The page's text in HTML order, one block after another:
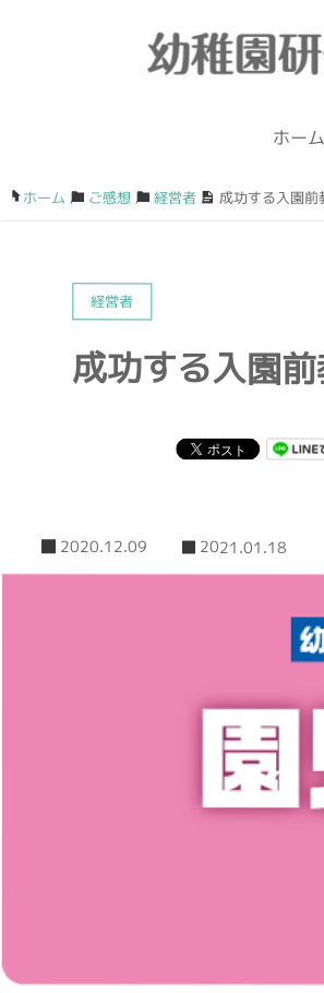
ホーム
ホーム / ご感想 / 経営者 / 成功する入園前
経営者
成功する入園
2020.12.09 2021.01.18